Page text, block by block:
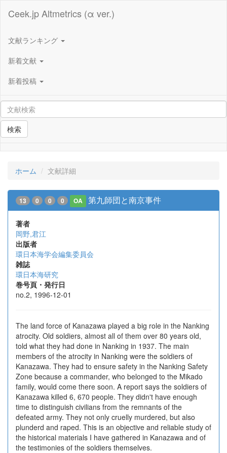
Ceek.jp Altmetrics (α ver.)
文献ランキング
新着文献
新着投稿
検索
ホーム 文献詳細
13 0 0 0 OA 第九師団と南京事件
著者
岡野,君江
出版者
環日本海学会編集委員会
雑誌
環日本海研究
巻号頁・発行日
no.2, 1996-12-01
The land force of Kanazawa played a big role in the Nanking
atrocity. Old soldiers, almost all of them over 80 years old,
told what they had done in Nanking in 1937. The main
members of the atrocity in Nanking were the soldiers of
Kanazawa. They had to ensure safety in the Nanking Safety
Zone because a commander, who belonged to the Mikado
family, would come there soon. A report says the soldiers of
Kanazawa killed 6, 670 people. They didn't have enough
time to distinguish civilians from the remnants of the
defeated army. They not only cruelly murdered, but also
plunderd and raped. This is an objective and reliable study of
the historical materials I have gathered in Kanazawa and of
the testimonies of the soldiers themselves.